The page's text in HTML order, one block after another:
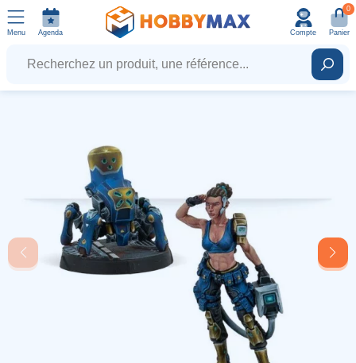
Menu Agenda Compte
0
Panier
Recherchez un produit, une référence...